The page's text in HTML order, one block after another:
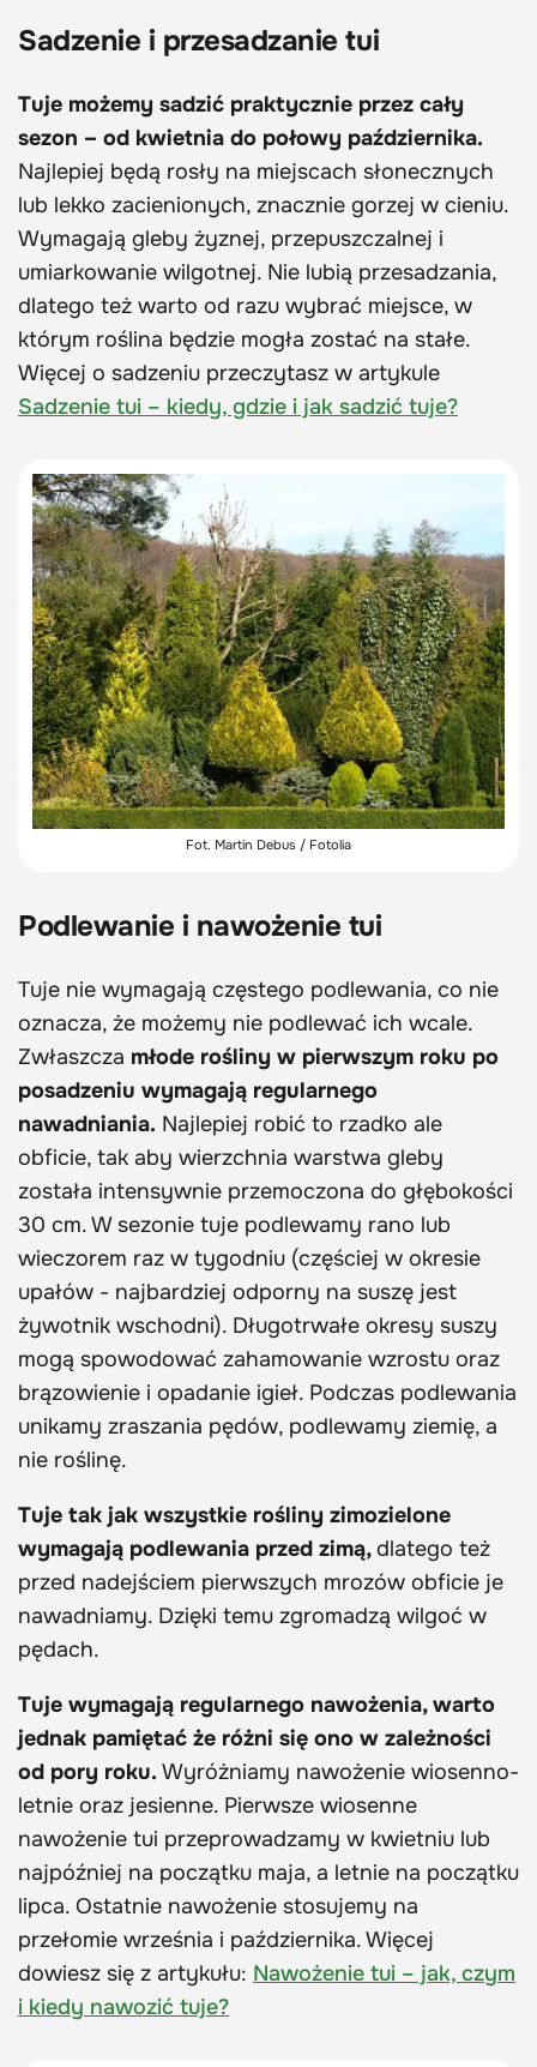
Sadzenie i przesadzanie tui
Tuje możemy sadzić praktycznie przez cały
sezon – od kwietnia do połowy października.
Najlepiej będą rosły na miejscach słonecznych
lub lekko zacienionych, znacznie gorzej w cieniu.
Wymagają gleby żyznej, przepuszczalnej i
umiarkowanie wilgotnej. Nie lubią przesadzania,
dlatego też warto od razu wybrać miejsce, w
którym roślina będzie mogła zostać na stałe.
Więcej o sadzeniu przeczytasz w artykule
Sadzenie tui – kiedy, gdzie i jak sadzić tuje?
Fot. Martin Debus / Fotolia
Podlewanie i nawożenie tui
Tuje nie wymagają częstego podlewania, co nie
oznacza, że możemy nie podlewać ich wcale.
Zwłaszcza młode rośliny w pierwszym roku po
posadzeniu wymagają regularnego
nawadniania. Najlepiej robić to rzadko ale
obficie, tak aby wierzchnia warstwa gleby
została intensywnie przemoczona do głębokości
30 cm. W sezonie tuje podlewamy rano lub
wieczorem raz w tygodniu (częściej w okresie
upałów - najbardziej odporny na suszę jest
żywotnik wschodni). Długotrwałe okresy suszy
mogą spowodować zahamowanie wzrostu oraz
brązowienie i opadanie igieł. Podczas podlewania
unikamy zraszania pędów, podlewamy ziemię, a
nie roślinę.
Tuje tak jak wszystkie rośliny zimozielone
wymagają podlewania przed zimą,dlatego też
przed nadejściem pierwszych mrozów obficie je
nawadniamy. Dzięki temu zgromadzą wilgoć w
pędach.
Tuje wymagają regularnego nawożenia, warto
jednak pamiętać że różni się ono w zależności
od pory roku. Wyróżniamy nawożenie wiosenno-
letnie oraz jesienne. Pierwsze wiosenne
nawożenie tui przeprowadzamy w kwietniu lub
najpóźniej na początku maja, a letnie na początku
lipca. Ostatnie nawożenie stosujemy na
przełomie września i października. Więcej
dowiesz się z artykułu: Nawożenie tui – jak, czym
i kiedy nawozić tuje?